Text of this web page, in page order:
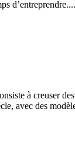
d’entreprendre....
à creuser
avec des